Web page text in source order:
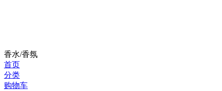
香水/香氛
首页
分类
购物车